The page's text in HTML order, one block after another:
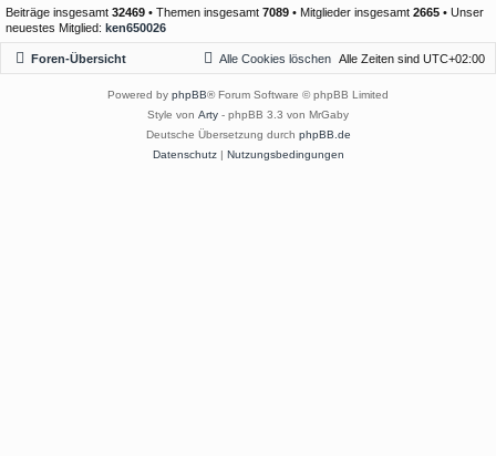
Beiträge insgesamt 32469 • Themen insgesamt 7089 • Mitglieder insgesamt 2665 • Unser
neuestes Mitglied: ken650026
Foren-Übersicht Alle Zeiten sind UTC+02:00
Alle Cookies löschen
Powered by phpBB® Forum Software © phpBB Limited
Style von Arty - phpBB 3.3 von MrGaby
Deutsche Übersetzung durch phpBB.de
Datenschutz| Nutzungsbedingungen